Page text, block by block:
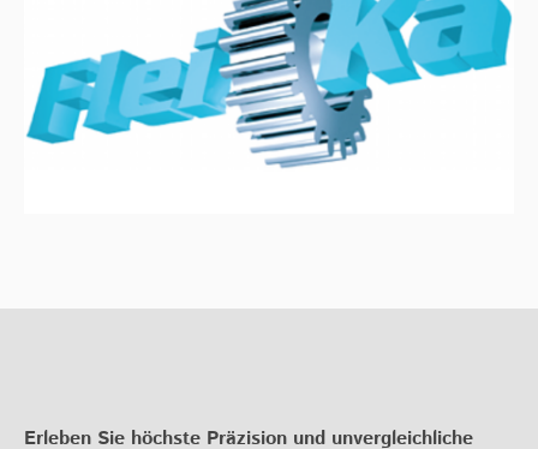
Erleben Sie höchste Präzision und unvergleichliche